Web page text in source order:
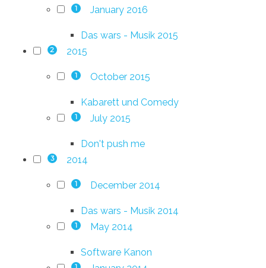
1 January 2016
Das wars - Musik 2015
2 2015
1 October 2015
Kabarett und Comedy
1 July 2015
Don't push me
3 2014
1 December 2014
Das wars - Musik 2014
1 May 2014
Software Kanon